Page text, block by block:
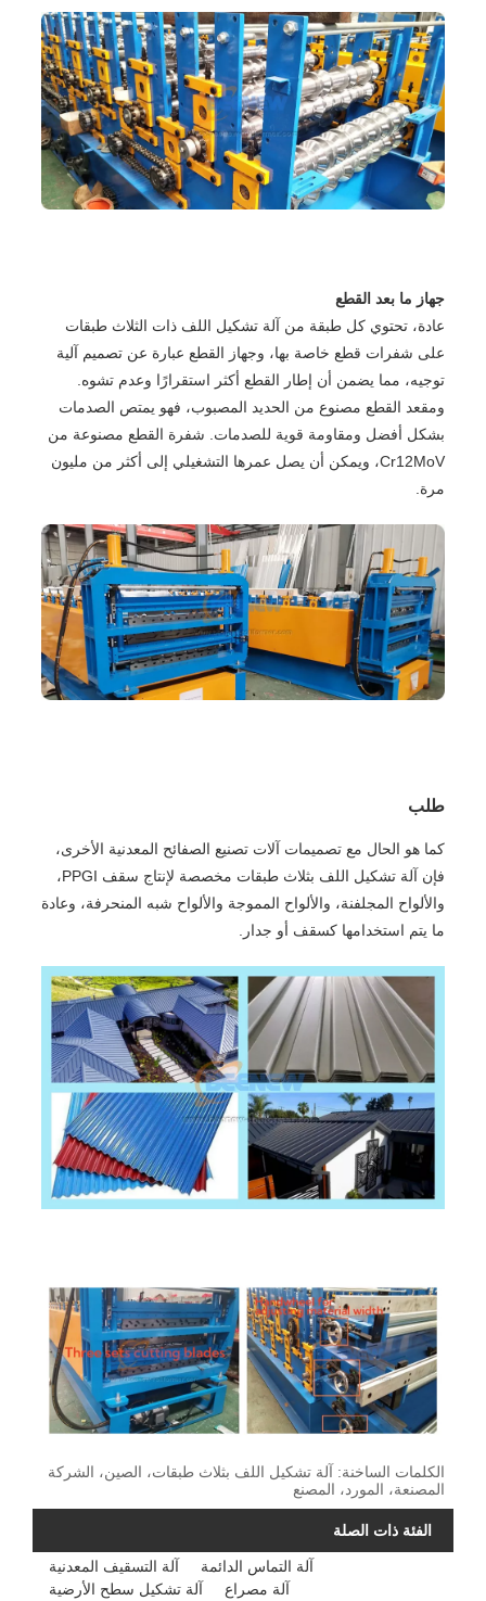
جهاز ما بعد القطع
عادة، تحتوي كل طبقة من آلة تشكيل اللف ذات الثلاث طبقات
على شفرات قطع خاصة بها، وجهاز القطع عبارة عن تصميم آلية
توجيه، مما يضمن أن إطار القطع أكثر استقرارًا وعدم تشوه.
ومقعد القطع مصنوع من الحديد المصبوب، فهو يمتص الصدمات
بشكل أفضل ومقاومة قوية للصدمات. شفرة القطع مصنوعة من
Cr12MoV، ويمكن أن يصل عمرها التشغيلي إلى أكثر من مليون
مرة.
طلب
كما هو الحال مع تصميمات آلات تصنيع الصفائح المعدنية الأخرى،
فإن آلة تشكيل اللف بثلاث طبقات مخصصة لإنتاج سقف PPGI،
والألواح المجلفنة، والألواح المموجة والألواح شبه المنحرفة، وعادة
ما يتم استخدامها كسقف أو جدار.
الكلمات الساخنة: آلة تشكيل اللف بثلاث طبقات، الصين، الشركة
المصنعة، المورد، المصنع
الفئة ذات الصلة
آلة التسقيف المعدنية
آلة التماس الدائمة
آلة تشكيل سطح الأرضية
آلة مصراع